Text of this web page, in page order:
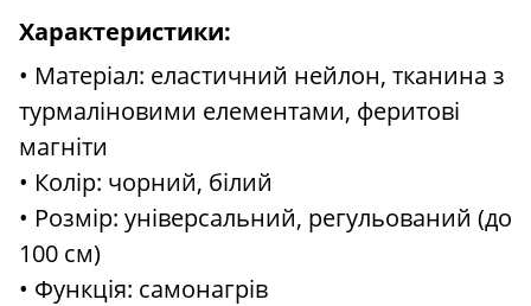
Характеристики:
• Матеріал: еластичний нейлон, тканина з
турмаліновими елементами, феритові
магніти
• Колір: чорний, білий
• Розмір: універсальний, регульований (до
100 см)
• Функція: самонагрів